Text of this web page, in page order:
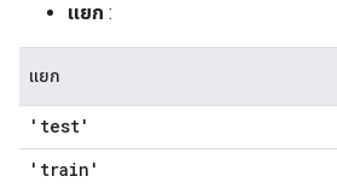
แยก :
แยก
'test'
'train'